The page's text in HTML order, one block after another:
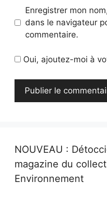
Enregistrer mon
dans le navigateur
commentaire.
Oui, ajoutez-moi à
NOUVEAU :
magazine du
Environnement